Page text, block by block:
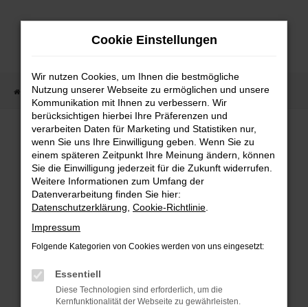
Zum
Startseite Fahrzeugangebote Fahrzeugmarkt
Fahrzeugmarkt
Fehler: Network Error
Beim Laden ist ein Fehler aufgetreten.
Hier sind ein paar Tipps, die dir helfen können:
Überprüfe deine Firewall und deine
Internetverbindung.
Cookie Einstellungen
Wir nutzen Cookies, um Ihnen die bestmögliche
Nutzung unserer Webseite zu ermöglichen und unsere
Kommunikation mit Ihnen zu verbessern. Wir
berücksichtigen hierbei Ihre Präferenzen und
verarbeiten Daten für Marketing und Statistiken nur,
wenn Sie uns Ihre Einwilligung geben. Wenn Sie zu
einem späteren Zeitpunkt Ihre Meinung ändern, können
Sie die Einwilligung jederzeit für die Zukunft widerrufen.
Weitere Informationen zum Umfang der
Datenverarbeitung finden Sie hier:
Datenschutzerklärung Cookie-Richtlinie
Impressum
Folgende Kategorien von Cookies werden von uns eingesetzt:
Essentiell
Diese Technologien sind erforderlich, um die
Kernfunktionalität der Webseite zu gewährleisten.